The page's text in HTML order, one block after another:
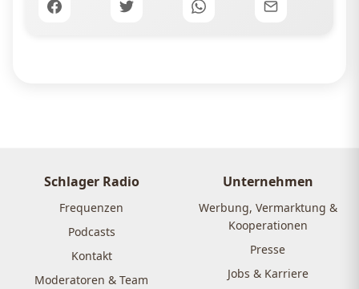
Schlager Radio
Frequenzen
Podcasts
Kontakt
Moderatoren & Team
Unternehmen
Werbung, Vermarktung &
Kooperationen
Presse
Jobs & Karriere